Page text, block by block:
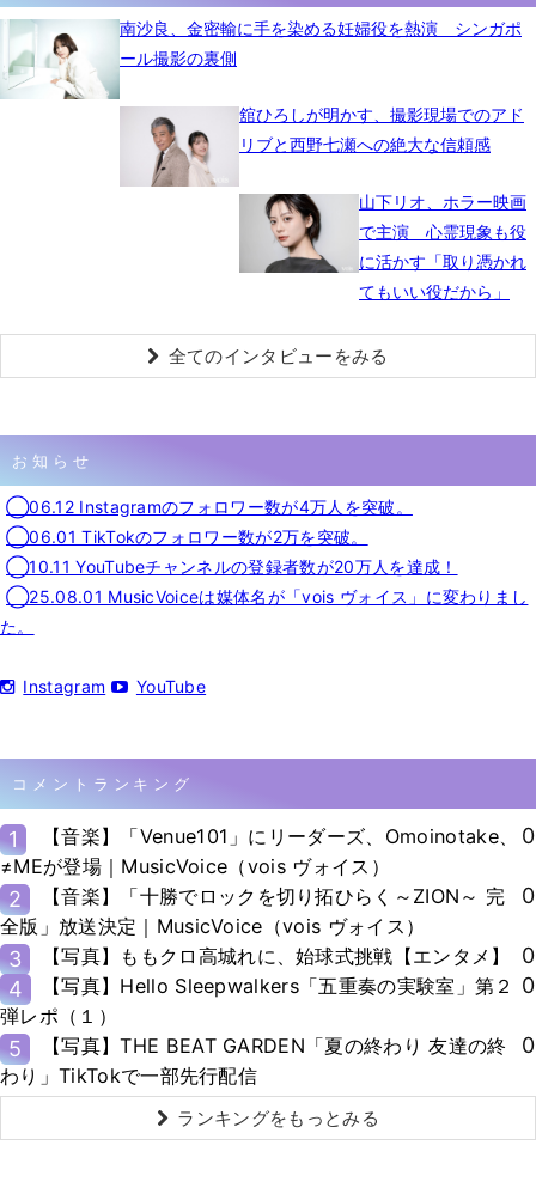
南沙良、金密輸に手を染める妊婦役を熱演 シンガポ
ール撮影の裏側
舘ひろしが明かす、撮影現場でのアド
リブと西野七瀬への絶大な信頼感
山下リオ、ホラー映画
で主演 心霊現象も役
に活かす「取り憑かれ
てもいい役だから」
全てのインタビューをみる
お知らせ
◯06.12 Instagramのフォロワー数が4万人を突破。
◯06.01 TikTokのフォロワー数が2万を突破。
◯10.11 YouTubeチャンネルの登録者数が20万人を達成！
◯25.08.01 MusicVoiceは媒体名が「vois ヴォイス」に変わりまし
た。
Instagram YouTube
コメントランキング
1
【音楽】「Venue101」にリーダーズ、Omoinotake、
≠MEが登場｜MusicVoice（vois ヴォイス）
0
2
【音楽】「十勝でロックを切り拓ひらく～ZION～ 完
全版」放送決定｜MusicVoice（vois ヴォイス）
0
3 【写真】ももクロ高城れに、始球式挑戦【エンタメ】
0
4
【写真】Hello Sleepwalkers「五重奏の実験室」第２
弾レポ（１）
0
5
【写真】THE BEAT GARDEN「夏の終わり 友達の終
わり」TikTokで一部先行配信
0
ランキングをもっとみる